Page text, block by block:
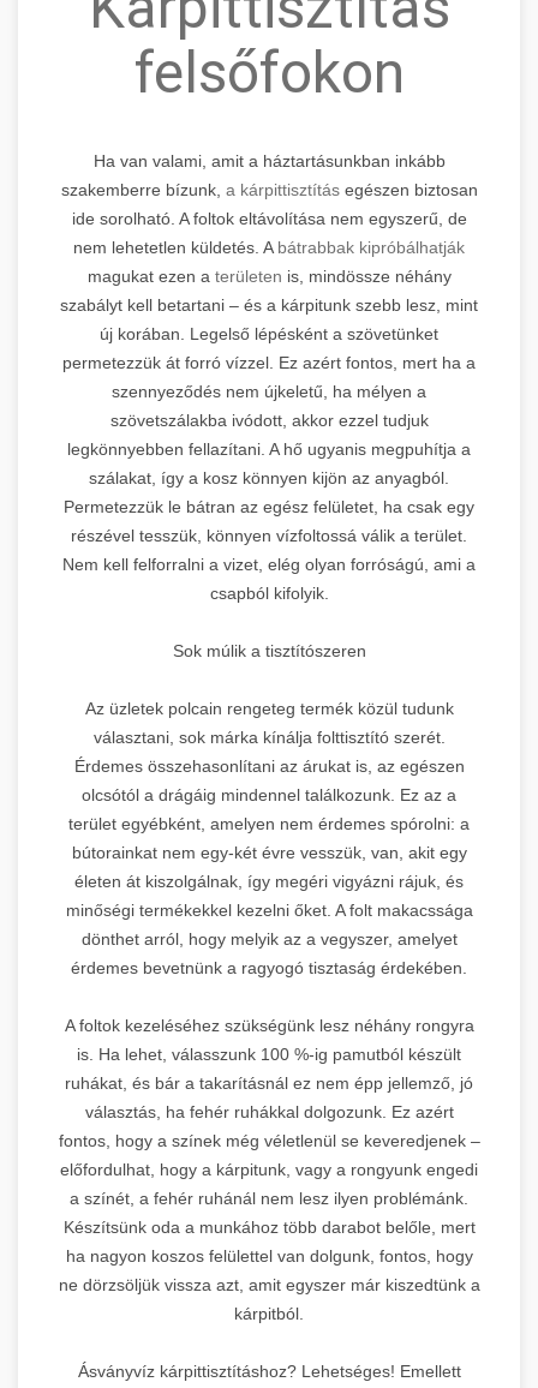
felsőfokon
Ha van valami, amit a háztartásunkban inkább
szakemberre bízunk, a kárpittisztításegészen biztosan
ide sorolható. A foltok eltávolítása nem egyszerű, de
nem lehetetlen küldetés. A bátrabbak kipróbálhatják
magukat ezen a területen is, mindössze néhány
szabályt kell betartani – és a kárpitunk szebb lesz, mint
új korában. Legelső lépésként a szövetünket
permetezzük át forró vízzel. Ez azért fontos, mert ha a
szennyeződés nem újkeletű, ha mélyen a
szövetszálakba ivódott, akkor ezzel tudjuk
legkönnyebben fellazítani. A hő ugyanis megpuhítja a
szálakat, így a kosz könnyen kijön az anyagból.
Permetezzük le bátran az egész felületet, ha csak egy
részével tesszük, könnyen vízfoltossá válik a terület.
Nem kell felforralni a vizet, elég olyan forróságú, ami a
csapból kifolyik.
Sok múlik a tisztítószeren
Az üzletek polcain rengeteg termék közül tudunk
választani, sok márka kínálja folttisztító szerét.
Érdemes összehasonlítani az árukat is, az egészen
olcsótól a drágáig mindennel találkozunk. Ez az a
terület egyébként, amelyen nem érdemes spórolni: a
bútorainkat nem egy-két évre vesszük, van, akit egy
életen át kiszolgálnak, így megéri vigyázni rájuk, és
minőségi termékekkel kezelni őket. A folt makacssága
dönthet arról, hogy melyik az a vegyszer, amelyet
érdemes bevetnünk a ragyogó tisztaság érdekében.
A foltok kezeléséhez szükségünk lesz néhány rongyra
is. Ha lehet, válasszunk 100 %-ig pamutból készült
ruhákat, és bár a takarításnál ez nem épp jellemző, jó
választás, ha fehér ruhákkal dolgozunk. Ez azért
fontos, hogy a színek még véletlenül se keveredjenek –
előfordulhat, hogy a kárpitunk, vagy a rongyunk engedi
a színét, a fehér ruhánál nem lesz ilyen problémánk.
Készítsünk oda a munkához több darabot belőle, mert
ha nagyon koszos felülettel van dolgunk, fontos, hogy
ne dörzsöljük vissza azt, amit egyszer már kiszedtünk a
kárpitból.
Ásványvíz kárpittisztításhoz? Lehetséges! Emellett